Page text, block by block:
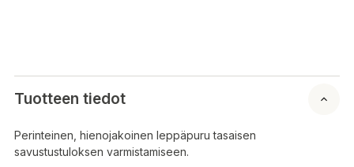
Tuotteen tiedot
Perinteinen, hienojakoinen leppäpuru tasaisen
savustustuloksen varmistamiseen.